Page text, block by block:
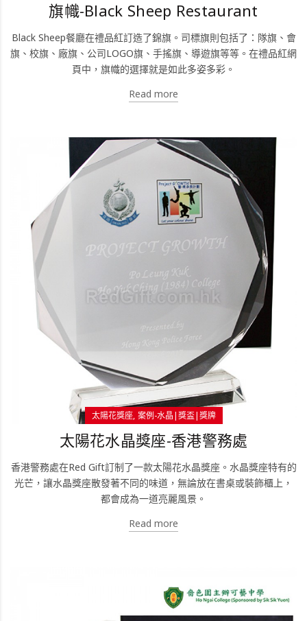
旗幟-Black Sheep Restaurant
Black Sheep餐廳在禮品紅訂造了錦旗。司標旗則包括了：隊旗、會
旗、校旗、廠旗、公司LOGO旗、手搖旗、導遊旗等等。在禮品紅網
頁中，旗幟的選擇就是如此多姿多彩。
Read more
太陽花獎座 案例-水晶|獎盃|獎牌
太陽花水晶獎座-香港警務處
香港警務處在Red Gift訂制了一款太陽花水晶獎座。水晶獎座特有的
光芒，讓水晶獎座散發著不同的味道，無論放在書桌或裝飾櫃上，
都會成為一道亮麗風景。
Read more